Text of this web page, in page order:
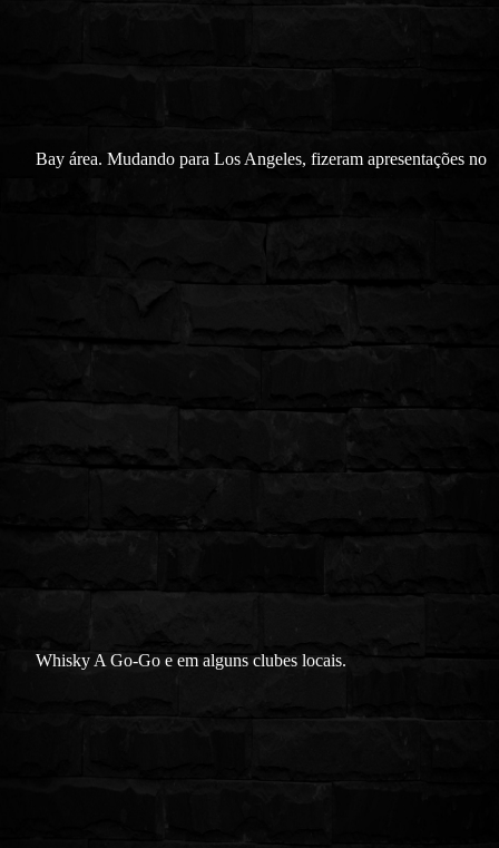
Bay área. Mudando para Los Angeles, fizeram apresentações no
Whisky A Go-Go e em alguns clubes locais.